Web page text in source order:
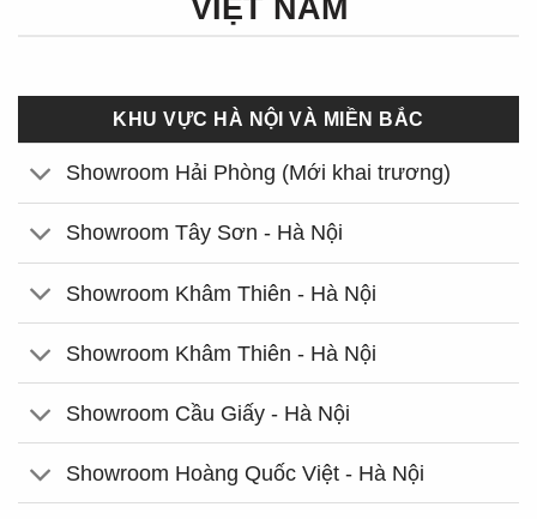
VIỆT NAM
KHU VỰC HÀ NỘI VÀ MIỀN BẮC
Showroom Hải Phòng (Mới khai trương)
Showroom Tây Sơn - Hà Nội
Showroom Khâm Thiên - Hà Nội
Showroom Khâm Thiên - Hà Nội
Showroom Cầu Giấy - Hà Nội
Showroom Hoàng Quốc Việt - Hà Nội